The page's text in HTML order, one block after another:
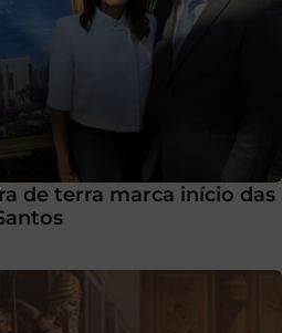
de terra marca início das